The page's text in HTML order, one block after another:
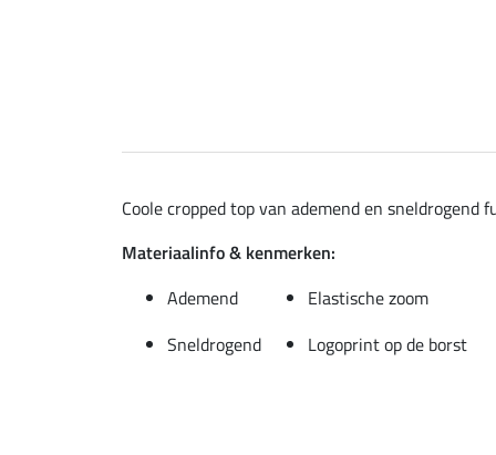
Coole cropped top van ademend en
Materiaalinfo & kenmerken:
Ademend
Elastische zoom
Sneldrogend
Logoprint op de borst